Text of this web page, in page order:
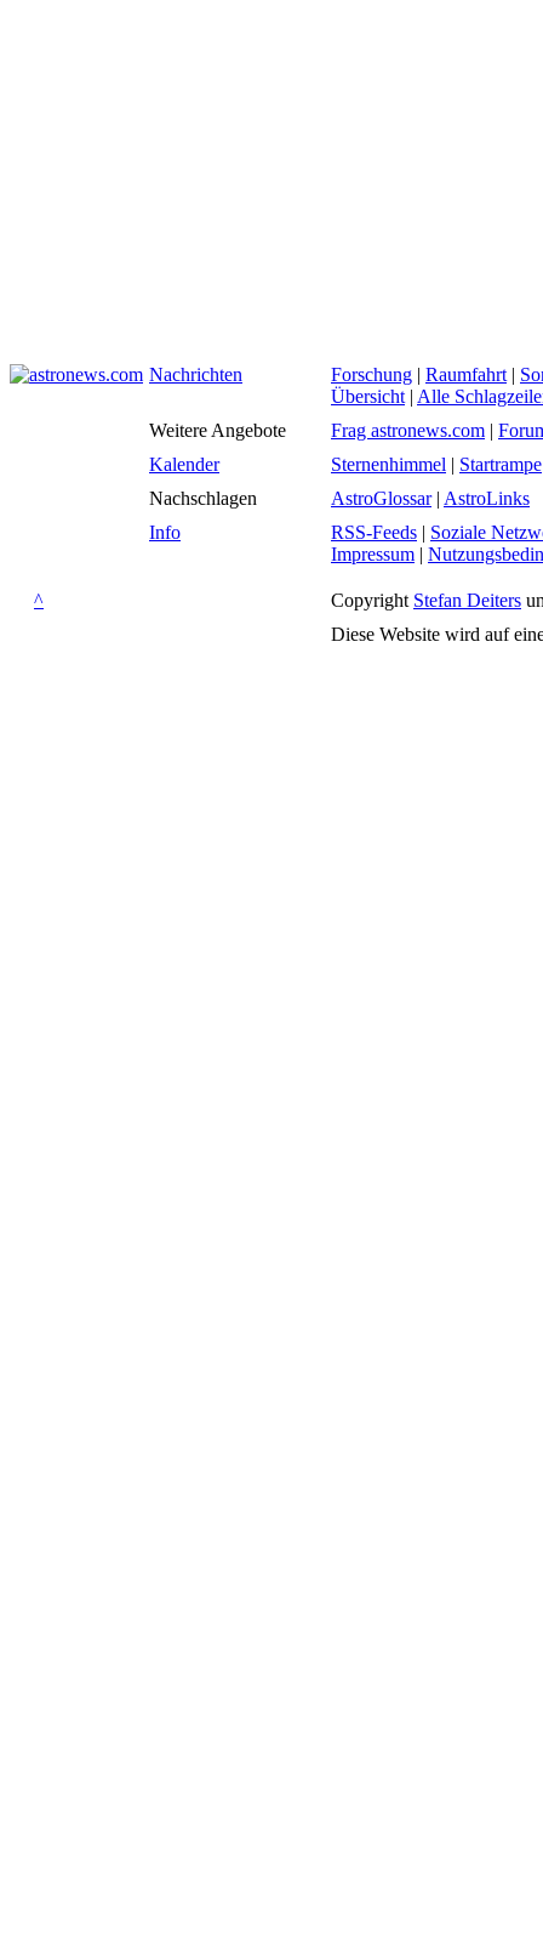
Nachrichten Forschung | Raumfahrt |
Übersicht | Alle
Weitere Angebote
Frag astronews.com |
Kalender
Sternenhimmel | Startrampe
Nachschlagen
AstroGlossar| AstroLinks
Info
RSS-Feeds | Soziale
Impressum |
^ Copyright Stefan Deiters
Diese Website wird auf